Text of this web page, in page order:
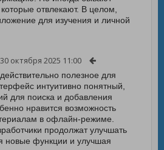
отвлекают. В целом,
для изучения и личной
30 октября 2025 11:00
полезное для
интуитивно понятный,
для поиска и добавления
нравится возможность
в офлайн-режиме.
продолжат улучшать
новые функции и улучшая